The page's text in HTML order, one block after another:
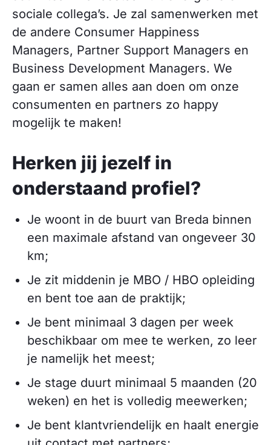
sociale collega’s. Je zal samenwerken met
de andere Consumer Happiness
Managers, Partner Support Managers en
Business Development Managers. We
gaan er samen alles aan doen om onze
consumenten en partners zo happy
mogelijk te maken!
Herken jij jezelf in
onderstaand profiel?
Je woont in de buurt van Breda binnen
een maximale afstand van ongeveer 30
km;
Je zit middenin je MBO / HBO opleiding
en bent toe aan de praktijk;
Je bent minimaal 3 dagen per week
beschikbaar om mee te werken, zo leer
je namelijk het meest;
Je stage duurt minimaal 5 maanden (20
weken) en het is volledig meewerken;
Je bent klantvriendelijk en haalt energie